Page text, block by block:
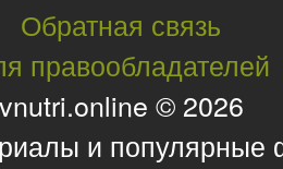
Обратная связь
правообладателей
vnutri.online © 2026
и